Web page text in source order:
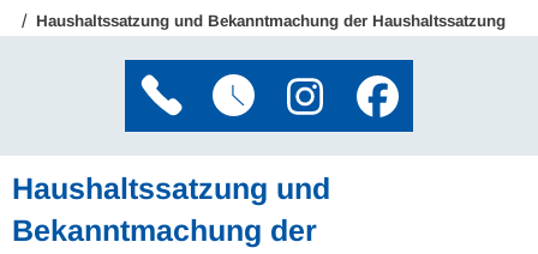
Haushaltssatzung und Bekanntmachung der Haushaltssatzung
Haushaltssatzung und
Bekanntmachung der